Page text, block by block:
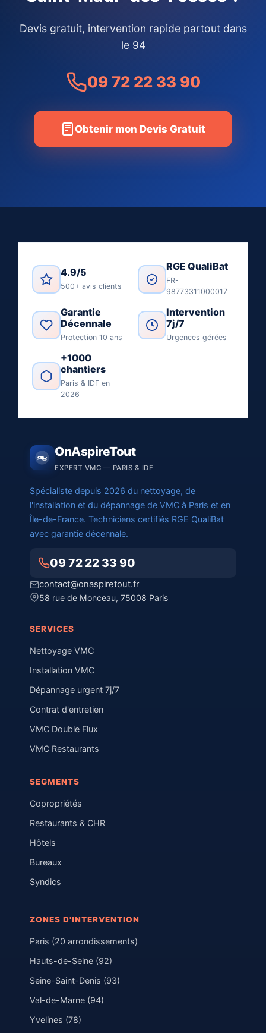
Devis gratuit, intervention rapide partout dans
le 94
09 72 22 33 90
Obtenir mon Devis Gratuit
4.9/5
500+ avis clients
RGE QualiBat
FR-
98773311000017
Garantie
Décennale
Protection 10 ans
Intervention
7j/7
Urgences gérées
+1000
chantiers
Paris & IDF en
2026
OnAspireTout
EXPERT VMC — PARIS & IDF
Spécialiste depuis 2026 du nettoyage, de
l'installation et du dépannage de VMC à Paris et en
Île-de-France. Techniciens certifiés RGE QualiBat
avec garantie décennale.
09 72 22 33 90
contact@onaspiretout.fr
58 rue de Monceau, 75008 Paris
SERVICES
Nettoyage VMC
Installation VMC
Dépannage urgent 7j/7
Contrat d'entretien
VMC Double Flux
VMC Restaurants
SEGMENTS
Copropriétés
Restaurants & CHR
Hôtels
Bureaux
Syndics
ZONES D'INTERVENTION
Paris (20 arrondissements)
Hauts-de-Seine (92)
Seine-Saint-Denis (93)
Val-de-Marne (94)
Yvelines (78)